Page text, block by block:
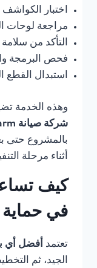
اختبار
مراجعة لوحات
التأكد من
فحص البرمجة
استبدال القطع
وهذه الخدمة
شركة صيانة Thorn fire alarm في الاسكندرية
بالمشروع حتى
أثناء مرحلة
كيف
في
تعتمد أفضل أي
الجيد، ثم